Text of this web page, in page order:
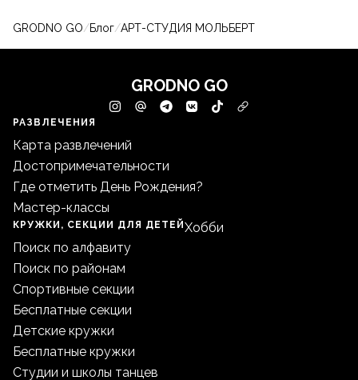
GRODNO GO/Блог/АРТ-СТУДИЯ МОЛЬБЕРТ
GRODNO GO
РАЗВЛЕЧЕНИЯ
Карта развлечений
Достопримечательности
Где отметить День Рождения?
Мастер-классы
КРУЖКИ, СЕКЦИИ ДЛЯ ДЕТЕЙ
Поиск по алфавиту
Поиск по районам
Спортивные секции
Бесплатные секции
Детские кружки
Бесплатные кружки
Студии и школы танцев
Хобби